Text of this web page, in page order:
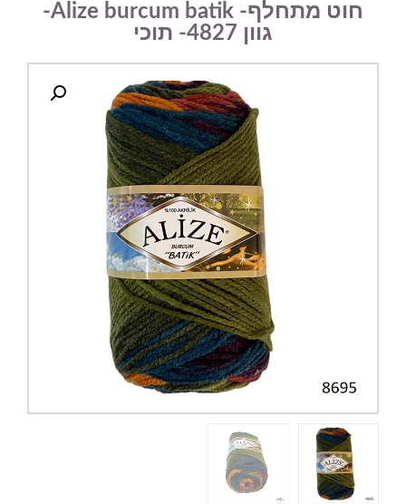
חוט מתחלף- Alize burcum batik-
גוון 4827- תוכי